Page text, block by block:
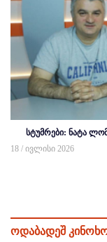
სტუმრები: ნატა
18 / ივლისი 2026
ოდაბადეშ